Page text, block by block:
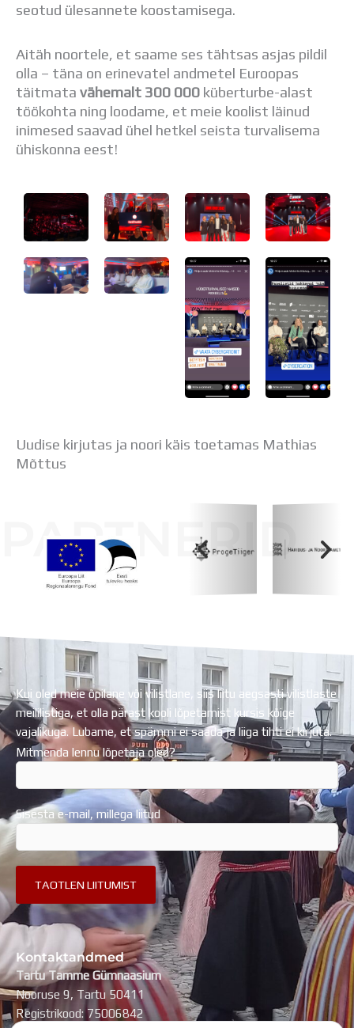
seotud ülesannete koostamisega.
Aitäh noortele, et saame ses tähtsas asjas pildil
olla – täna on erinevatel andmetel Euroopas
täitmata vähemalt 300 000 küberturbe-alast
töökohta ning loodame, et meie koolist läinud
inimesed saavad ühel hetkel seista turvalisema
ühiskonna eest!
Uudise kirjutas ja noori käis toetamas Mathias
Mõttus
PARTNERID
Kui oled meie õpilane või vilistlane, siis liitu aegsasti vilistlaste
meililistiga, et olla pärast kooli lõpetamist kursis kõige
vajalikuga. Lubame, et spämmi ei saada ja liiga tihti ei kirjuta.
Mitmenda lennu lõpetaja oled?
Sisesta e-mail, millega liitud
Kontaktandmed
Tartu Tamme Gümnaasium
Nooruse 9, Tartu 50411
Registrikood: 75006842